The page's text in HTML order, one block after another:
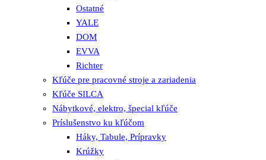
Ostatné
YALE
DOM
EVVA
Richter
Kľúče pre pracovné stroje a zariadenia
Kľúče SILCA
Nábytkové, elektro, špecial kľúče
Príslušenstvo ku kľúčom
Háky, Tabule, Prípravky
Krúžky